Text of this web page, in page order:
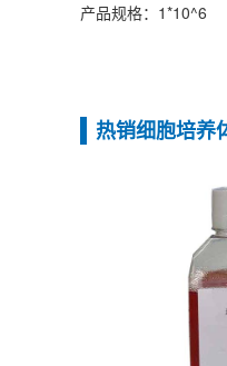
产品规格：1*10^6
热销细胞培养